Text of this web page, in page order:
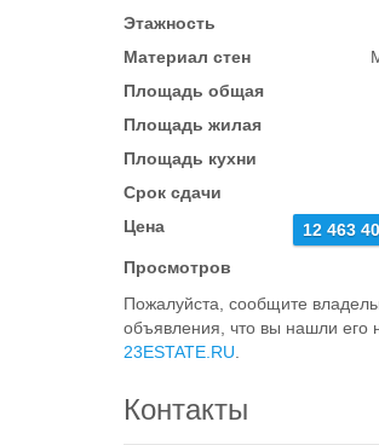
Этажность
Материал стен
Площадь общая
Площадь жилая
Площадь кухни
Срок сдачи
Цена
12 463
Просмотров
Пожалуйста, сообщите
объявления, что вы нашли его
23ESTATE.RU
Контакты